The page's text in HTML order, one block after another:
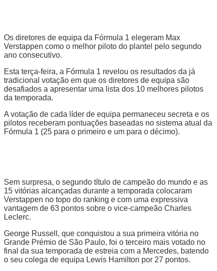
Os diretores de equipa da Fórmula 1 elegeram Max
Verstappen como o melhor piloto do plantel pelo segundo
ano consecutivo.
Esta terça-feira, a Fórmula 1 revelou os resultados da já
tradicional votação em que os diretores de equipa são
desafiados a apresentar uma lista dos 10 melhores pilotos
da temporada.
A votação de cada líder de equipa permaneceu secreta e os
pilotos receberam pontuações baseadas no sistema atual da
Fórmula 1 (25 para o primeiro e um para o décimo).
Sem surpresa, o segundo título de campeão do mundo e as
15 vitórias alcançadas durante a temporada colocaram
Verstappen no topo do ranking e com uma expressiva
vantagem de 63 pontos sobre o vice-campeão Charles
Leclerc.
George Russell, que conquistou a sua primeira vitória no
Grande Prémio de São Paulo, foi o terceiro mais votado no
final da sua temporada de estreia com a Mercedes, batendo
o seu colega de equipa Lewis Hamilton por 27 pontos.